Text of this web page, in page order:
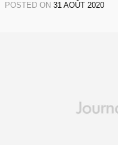
POSTED ON 31 AOÛT 2020